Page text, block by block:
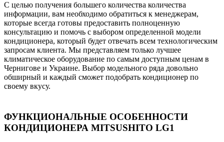
C целью получения большего количества количества
информации, вам необходимо обратиться к менеджерам,
которые всегда готовы предоставить полноценную
консультацию и помочь с выбором определенной модели
кондиционера, который будет отвечать всем технологическим
запросам клиента. Мы представляем только лучшее
климатическое оборудование по самым доступным ценам в
Чернигове и Украине. Выбор модельного ряда довольно
обширный и каждый сможет подобрать кондиционер по
своему вкусу.
ФУНКЦИОНАЛЬНЫЕ ОСОБЕННОСТИ
КОНДИЦИОНЕРА MITSUSHITO LG1